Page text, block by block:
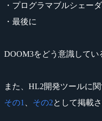
・プログラマブルシェー
・最後に
DOOM3をどう意識してい
また、HL2開発ツールに
その1
その2として掲載